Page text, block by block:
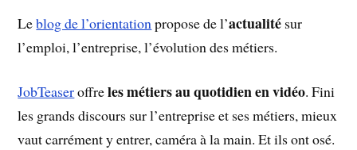
Leblog de l’orientation propose de l’actualité sur
l’emploi, l’entreprise, l’évolution des métiers.
JobTeaseroffreles métiers au quotidien en vidéo. Fini
les grands discours sur l’entreprise et ses métiers, mieux
vaut carrément y entrer, caméra à la main. Et ils ont osé.